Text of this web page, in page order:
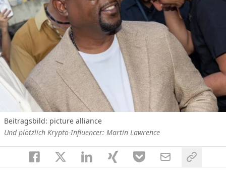
Beitragsbild: picture alliance
Und plötzlich Krypto-Influencer: Martin Lawrence